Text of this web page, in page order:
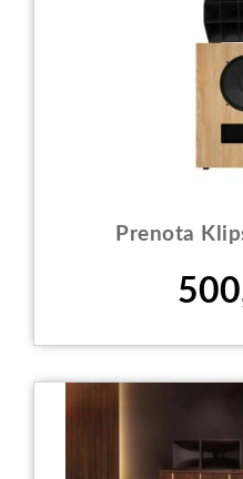
Prenota
Prezzo